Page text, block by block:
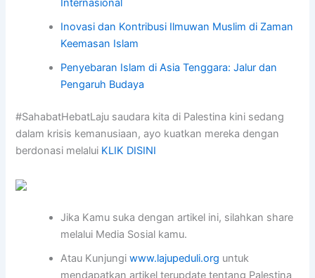
Internasional
Inovasi dan Kontribusi Ilmuwan Muslim di Zaman
Keemasan Islam
Penyebaran Islam di Asia Tenggara: Jalur dan
Pengaruh Budaya
#SahabatHebatLaju saudara kita di Palestina kini sedang
dalam krisis kemanusiaan, ayo kuatkan mereka dengan
berdonasi melalui KLIK DISINI
Jika Kamu suka dengan artikel ini, silahkan share
melalui Media Sosial kamu.
Atau Kunjungiwww.lajupeduli.org untuk
mendapatkan artikel terupdate tentang Palestina